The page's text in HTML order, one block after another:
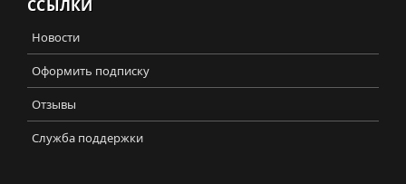
ССЫЛКИ
Новости
Оформить подписку
Отзывы
Служба поддержки